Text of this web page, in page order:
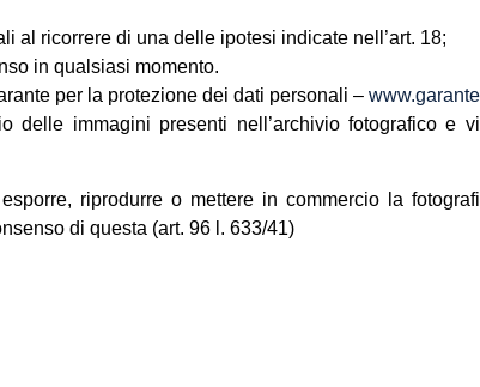
al ricorrere di una delle ipotesi indicate nell’art. 18;
in qualsiasi momento.
per la protezione dei dati personali –
delle immagini presenti nell’archivio fotografico e
riprodurre o mettere in commercio la
di questa (art. 96 l. 633/41)